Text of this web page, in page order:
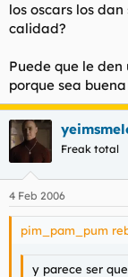
los oscars los
calidad?
Puede que le den
porque sea
Freak total
4 Feb 2006
pim_pam_pum
y parece ser